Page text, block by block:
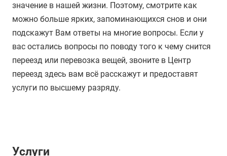
значение в нашей жизни. Поэтому, смотрите как
можно больше ярких, запоминающихся снов и они
подскажут Вам ответы на многие вопросы. Если у
вас остались вопросы по поводу того к чему снится
переезд или перевозка вещей, звоните в Центр
переезд здесь вам всё расскажут и предоставят
услуги по высшему разряду.
Услуги